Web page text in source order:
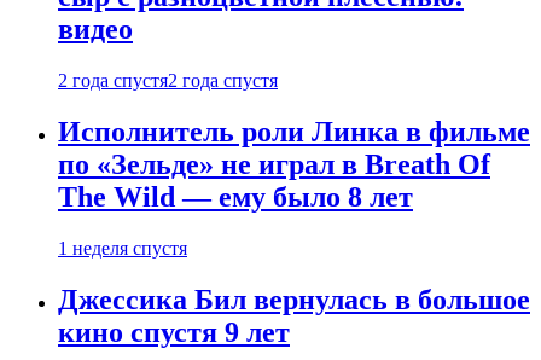
видео
2 года спустя2 года спустя
Исполнитель роли Линка в фильме
по «Зельде» не играл в Breath Of
The Wild — ему было 8 лет
1 неделя спустя
Джессика Бил вернулась в большое
кино спустя 9 лет